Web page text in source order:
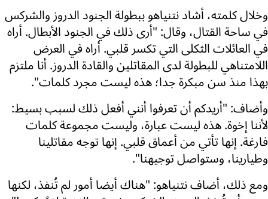
وخلال كلمته، أشاد نتنياهو ببطولة الجنود الدروز والشركس
في ساحة القتال، وقال: "أرى ذلك في الجنود الأبطال. أراه
في العائلات الثكلى التي تكسر قلبي. أراه في العرض
اللامتناهي للبطولة لدى المقاتلين والقادة الدروز. أنا ملتزم
بهذا منذ سن مبكرة جدا؛ هذه ليست مجرد كلمات".
وأضاف: "أريدكم أن تعرفوا أنني أفعل ذلك لسبب بسيط:
لأننا إخوة. هذه ليست عبارة، وليست مجموعة كلمات
فارغة. إنها تأتي من أعماق قلبي. إنها توجه مقاتلينا
وطيارينا، وستواصل توجيهنا".
ومع ذلك، أضاف نتنياهو: "هناك أيضا أمور لم تُنفذ، لكنها